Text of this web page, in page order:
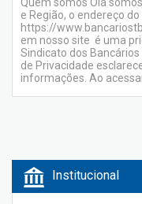
e Região, o endereço
https://
em nosso site é uma
Sindicato dos
de Privacidade
informações. Ao
Institucional